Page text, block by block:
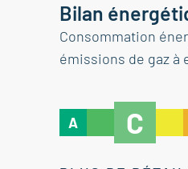
Bilan
Consommation
émissions de gaz à
A C